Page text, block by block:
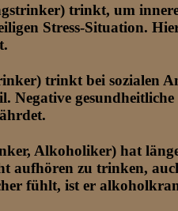
trinkt, um
Stress-Situation.
trinkt bei sozialen
Negative
Alkoholiker) hat
zu trinken,
fühlt, ist er